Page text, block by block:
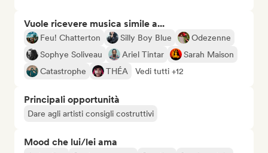
Vuole ricevere musica simile a...
Feu! Chatterton Silly Boy Blue
Odezenne
Sophye Soliveau
Ariel Tintar
Sarah Maison
Catastrophe
THÉA Vedi tutti +12
Principali opportunità
Dare agli artisti consigli costruttivi
Mood che lui/lei ama